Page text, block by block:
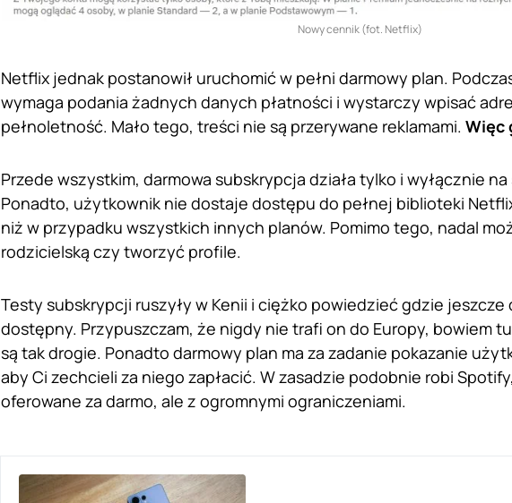
Nowy cennik (fot. Netflix)
Netflix jednak postanowił uruchomić w pełni darmowy plan.
wymaga podania żadnych danych płatności i wystarczy wpisać
pełnoletność. Mało tego, treści nie są przerywane reklamami. Więc
Przede wszystkim, darmowa subskrypcja działa tylko i wyłącznie
Ponadto, użytkownik nie dostaje dostępu do pełnej biblioteki
niż w przypadku wszystkich innych planów. Pomimo tego, nadal
rodzicielską czy tworzyć profile.
Testy subskrypcji ruszyły w Kenii i ciężko powiedzieć gdzie
dostępny. Przypuszczam, że nigdy nie trafi on do Europy, bowiem
są tak drogie. Ponadto darmowy plan ma za zadanie pokazanie
aby Ci zechcieli za niego zapłacić. W zasadzie podobnie robi
oferowane za darmo, ale z ogromnymi ograniczeniami.